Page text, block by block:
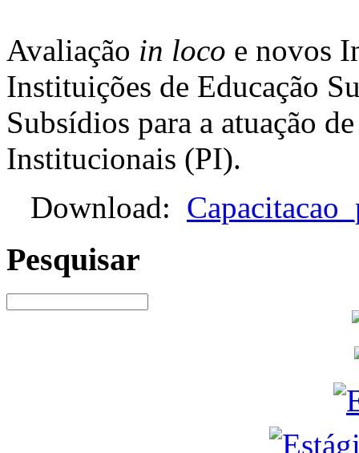
Avaliação in loco e novos
Instituições de Educação
Subsídios para a atuação
Institucionais (PI).
Download:
Pesquisar